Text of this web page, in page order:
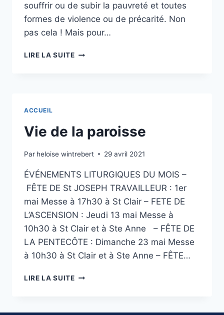
souffrir ou de subir la pauvreté et toutes
formes de violence ou de précarité. Non
pas cela ! Mais pour…
LIRE LA SUITEDIMANCHE
2022
:
ACCUEIL
Vie de la paroisse
Par heloise wintrebert 29 avril 2021
ÉVÉNEMENTS LITURGIQUES DU MOIS –
FÊTE DE St JOSEPH TRAVAILLEUR : 1er
mai Messe à 17h30 à St Clair – FETE DE
L’ASCENSION : Jeudi 13 mai Messe à
10h30 à St Clair et à Ste Anne – FÊTE DE
LA PENTECÔTE : Dimanche 23 mai Messe
à 10h30 à St Clair et à Ste Anne – FÊTE…
LIRE LA SUITEVIE